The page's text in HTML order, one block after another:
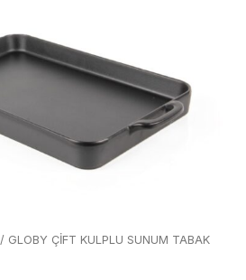
/ GLOBY ÇİFT KULPLU SUNUM TABAK